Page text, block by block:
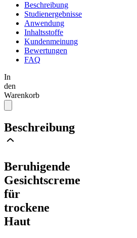
Beschreibung
Studienergebnisse
Anwendung
Inhaltsstoffe
Kundenmeinung
Bewertungen
FAQ
In
den
Warenkorb
Beschreibung
Beruhigende
Gesichtscreme
für
trockene
Haut